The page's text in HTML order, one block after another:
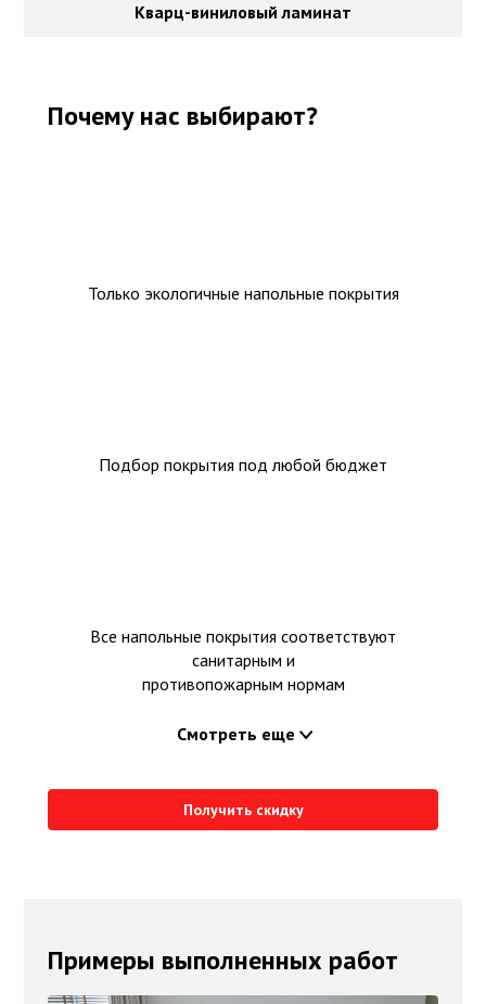
Кварц-виниловый ламинат
Почему нас выбирают?
Только экологичные напольные покрытия
Подбор покрытия под любой бюджет
Все напольные покрытия соответствуют
санитарным и
противопожарным нормам
Смотреть еще
Получить скидку
Примеры выполненных работ